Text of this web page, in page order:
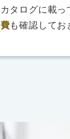
タログに載っ
も確認して